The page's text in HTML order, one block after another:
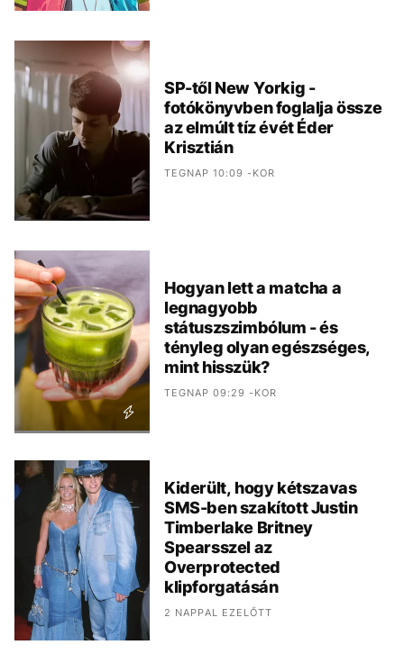
SP-től New Yorkig -
fotókönyvben foglalja össze
az elmúlt tíz évét Éder
Krisztián
TEGNAP 10:09 -KOR
Hogyan lett a matcha a
legnagyobb
státuszszimbólum - és
tényleg olyan egészséges,
mint hisszük?
TEGNAP 09:29 -KOR
Kiderült, hogy kétszavas
SMS-ben szakított Justin
Timberlake Britney
Spearsszel az
Overprotected
klipforgatásán
2 NAPPAL EZELŐTT